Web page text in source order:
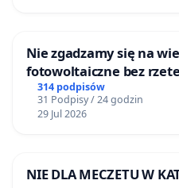
Nie zgadzamy się na
fotowoltaiczne bez
mieszkańców
314 podpisów
31 Podpisy / 24 godzin
29 Jul 2026
NIE DLA MECZETU W